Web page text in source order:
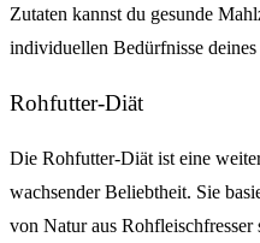
Zutaten kannst du gesunde
individuellen Bedürfnisse
Rohfutter-Diät
Die Rohfutter-Diät ist eine
wachsender Beliebtheit. Sie
von Natur aus